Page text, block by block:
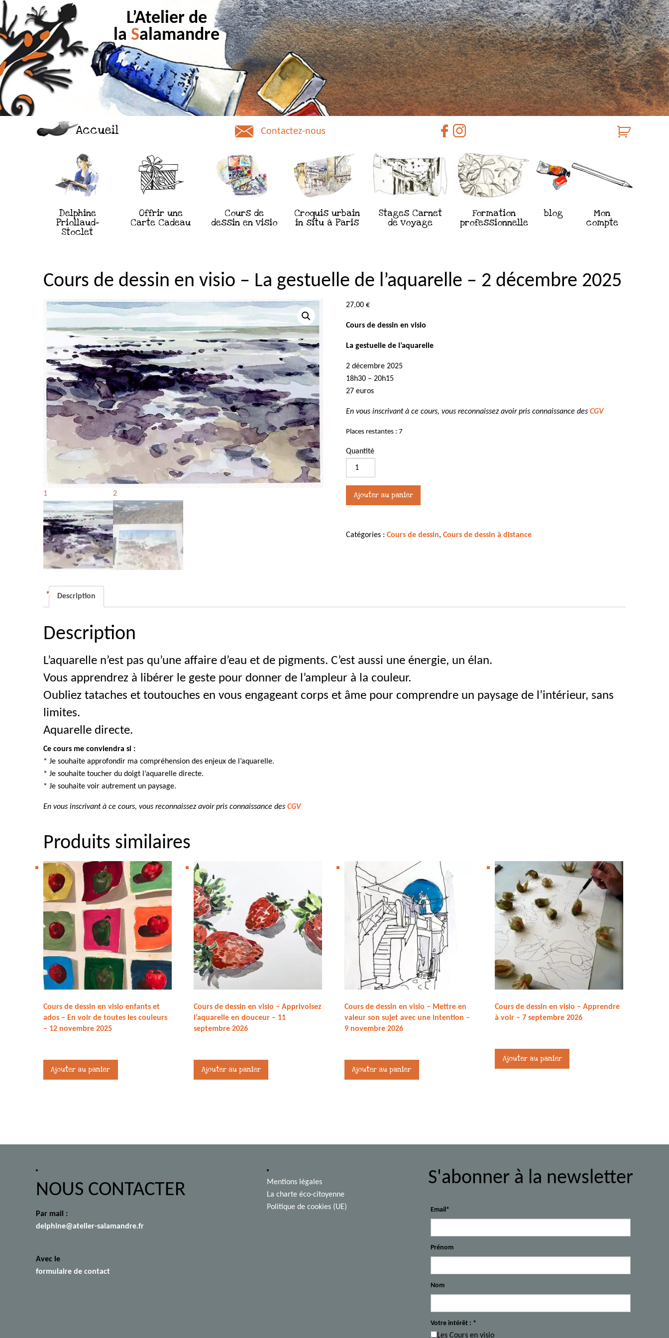
L’Atelier de
la Salamandre
Accueil Contactez-nous
Delphine
Priollaud-
Stoclet
Offrir une
Carte Cadeau
Cours de
dessin en visio
Croquis urbain
in situ à Paris
Stages Carnet
de voyage
Formation
professionnelle
blog
Mon
compte
Cours de dessin en visio – La gestuelle de l’aquarelle – 2 décembre 2025
27,00€
Cours de dessin en visio
La gestuelle de l’aquarelle
2 décembre 2025
18h30 – 20h15
27 euros
En vous inscrivant à ce cours, vous reconnaissez avoir pris connaissance desCGV
Places restantes : 7
Quantité
quantité
de
visio
Ajouter au panier
Catégories :Cours de dessin,Cours de dessin à distance
Description
Description
L’aquarelle n’est pas qu’une affaire d’eau et de pigments. C’est aussi une énergie, un élan.
Vous apprendrez à libérer le geste pour donner de l’ampleur à la couleur.
Oubliez tataches et toutouches en vous engageant corps et âme pour comprendre un paysage de l’intérieur, sans
limites.
Aquarelle directe.
Ce cours me conviendra si :
* Je souhaite approfondir ma compréhension des enjeux de l’aquarelle.
* Je souhaite toucher du doigt l’aquarelle directe.
* Je souhaite voir autrement un paysage.
En vous inscrivant à ce cours, vous reconnaissez avoir pris connaissance des CGV
Produits similaires
Cours de dessin en visio enfants et
ados – En voir de toutes les couleurs
– 12 novembre 2025
Ajouter au panier
Cours de dessin en visio – Apprivoisez
l’aquarelle en douceur – 11
septembre 2026
Ajouter au panier
Cours de dessin en visio – Mettre en
valeur son sujet avec une intention –
9 novembre 2026
Ajouter au panier
Cours de dessin en visio – Apprendre
à voir – 7 septembre 2026
Ajouter au panier
NOUS CONTACTER
Par mail :
delphine@atelier-salamandre.fr
Avec le
formulaire de contact
Mentions légales
La charte éco-citoyenne
Politique de cookies (UE)
S'abonner à la newsletter
Email*
Prénom
Nom
Votre intérêt : *
Les Cours en visio